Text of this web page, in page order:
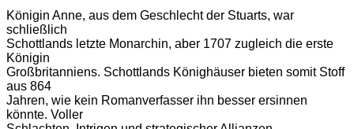
Königin Anne, aus dem Geschlecht der Stuarts, war
schließlich
Schottlands letzte Monarchin, aber 1707 zugleich die erste
Königin
Großbritanniens. Schottlands Könighäuser bieten somit Stoff
aus 864
Jahren, wie kein Romanverfasser ihn besser ersinnen
könnte. Voller